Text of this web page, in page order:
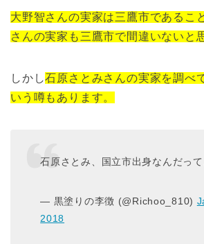
大野智さんの実家は三鷹市であるこ
さんの実家も三鷹市で間違いないと
しかし石原さとみさんの実家を調べ
いう噂もあります。
石原さとみ、国立市出身なんだって
— 黒塗りの李徴 (@Richoo_810)
2018